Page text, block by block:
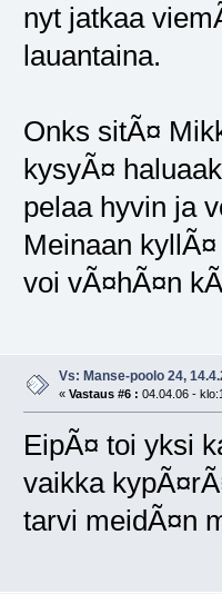
nyt jatkaa
lauantaina.
Onks sitÃ¤
kysyÃ¤
pelaa hyvin ja
Meinaan
voi vÃ¤hÃ¤n
Vs: Manse-poolo 24,
« Vastaus #6 : 04.04.06 -
EipÃ¤ toi yksi
vaikka
tarvi meidÃ¤n